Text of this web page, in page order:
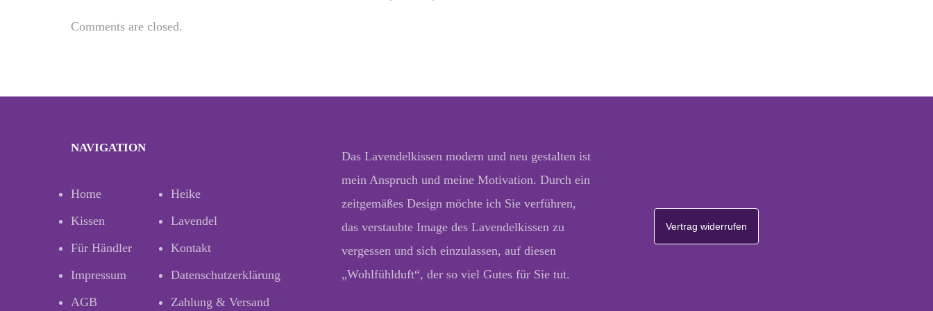
Comments are closed.
NAVIGATION
Home
Heike
Kissen
Lavendel
Für Händler
Kontakt
Impressum
Datenschutzerklärung
AGB
Zahlung & Versand
Das Lavendelkissen modern und neu gestalten ist
mein Anspruch und meine Motivation. Durch ein
zeitgemäßes Design möchte ich Sie verführen,
das verstaubte Image des Lavendelkissen zu
vergessen und sich einzulassen, auf diesen
„Wohlfühlduft“, der so viel Gutes für Sie tut.
Vertrag widerrufen